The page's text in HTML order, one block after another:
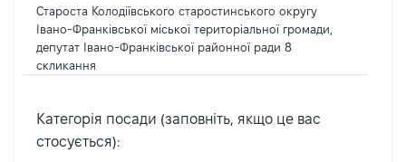
Староста Колодіївського старостинського округу
Івано-Франківської міської територіальної громади,
депутат Івано-Франківської районної ради 8
скликання
Категорія посади (заповніть, якщо це вас
стосується):